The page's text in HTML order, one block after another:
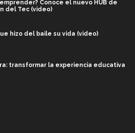
Conoce el nuevo HUB de
del Tec (video)
hizo del baile su vida (video)
transformar la experiencia educativa